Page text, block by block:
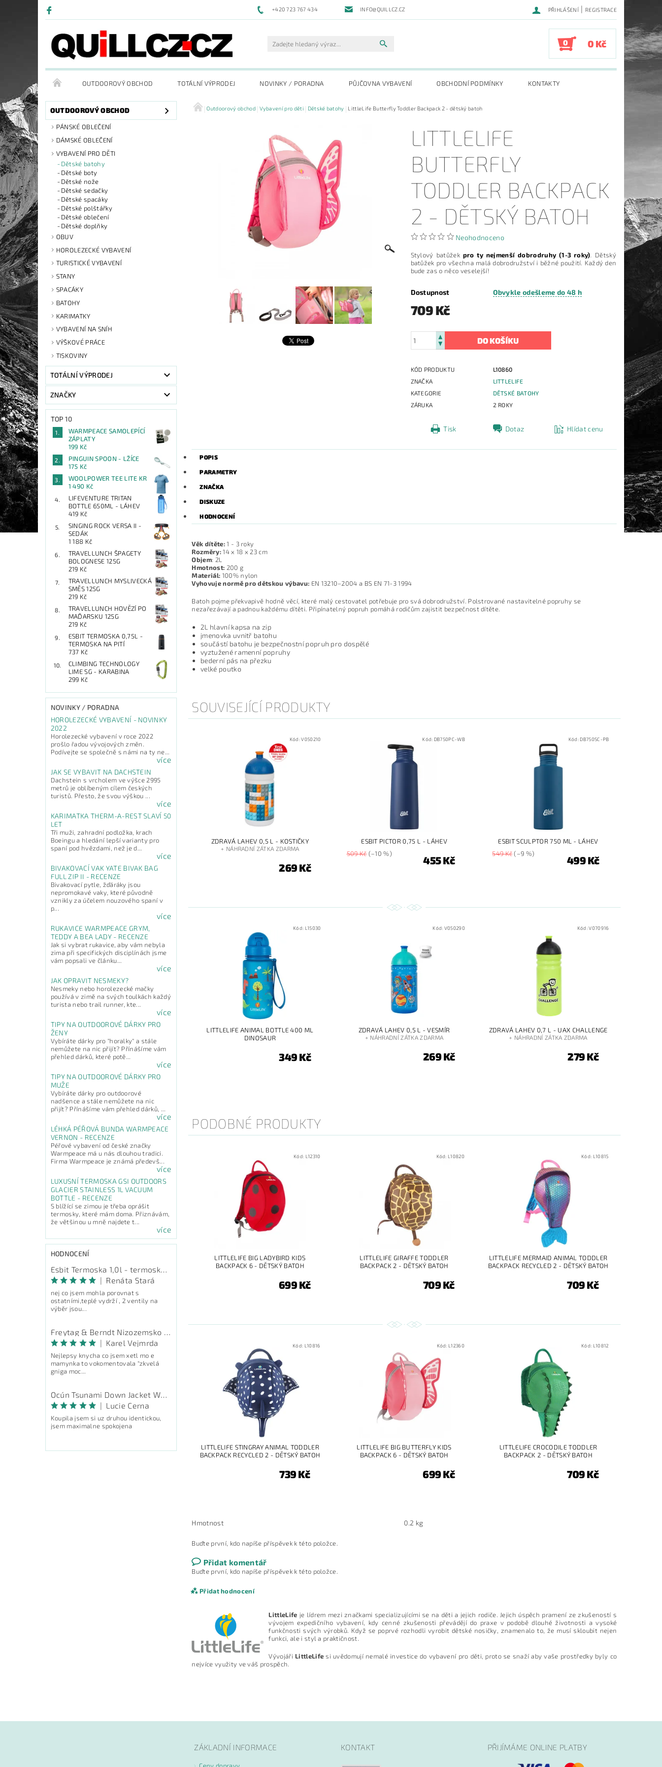
+420 723 767 434 INFO@QUILLCZ.CZ PŘIHLÁŠENÍ | REGISTRACE
0 0 Kč
OUTDOOROVÝ OBCHOD TOTÁLNÍ VÝPRODEJ NOVINKY / PORADNA PŮJČOVNA VYBAVENÍ OBCHODNÍ PODMÍNKY KONTAKTY
OUTDOOROVÝ OBCHOD
PÁNSKÉ OBLEČENÍ
DÁMSKÉ OBLEČENÍ
VYBAVENÍ PRO DĚTI
Dětské batohy
Dětské boty
Dětské nože
Dětské sedačky
Dětské spacáky
Dětské polštářky
Dětské oblečení
Dětské doplňky
OBUV
HOROLEZECKÉ VYBAVENÍ
TURISTICKÉ VYBAVENÍ
STANY
SPACÁKY
BATOHY
KARIMATKY
VYBAVENÍ NA SNÍH
VÝŠKOVÉ PRÁCE
TISKOVINY
TOTÁLNÍ VÝPRODEJ
ZNAČKY
TOP 10
WARMPEACE SAMOLEPÍCÍ
ZÁPLATY
199 Kč
PINGUIN SPOON - LŽÍCE
175 Kč
WOOLPOWER TEE LITE KR
1 490 Kč
LIFEVENTURE TRITAN
BOTTLE 650ML - LÁHEV
419 Kč
SINGING ROCK VERSA II -
SEDÁK
1 188 Kč
TRAVELLUNCH ŠPAGETY
BOLOGNESE 125G
219 Kč
TRAVELLUNCH MYSLIVECKÁ
SMĚS 125G
219 Kč
TRAVELLUNCH HOVĚZÍ PO
MAĎARSKU 125G
219 Kč
ESBIT TERMOSKA 0,75L -
TERMOSKA NA PITÍ
737 Kč
CLIMBING TECHNOLOGY
LIME SG - KARABINA
299 Kč
NOVINKY / PORADNA
HOROLEZECKÉ VYBAVENÍ - NOVINKY
2022
Horolezecké vybavení v roce 2022
prošlo řadou vývojových změn.
Podívejte se společně s námi na ty ne...
více
JAK SE VYBAVIT NA DACHSTEIN
Dachstein s vrcholem ve výšce 2995
metrů je oblíbeným cílem českých
turistů. Přesto, že svou výškou ...
více
KARIMATKA THERM-A-REST SLAVÍ 50
LET
Tři muži, zahradní podložka, krach
Boeingu a hledání lepší varianty pro
spaní pod hvězdami, než je d...
více
BIVAKOVACÍ VAK YATE BIVAK BAG
FULL ZIP II - RECENZE
Bivakovací pytle, žďáráky jsou
nepromokavé vaky, které původně
vznikly za účelem nouzového spaní v
p...
více
RUKAVICE WARMPEACE GRYM,
TEDDY A BEA LADY - RECENZE
Jak si vybrat rukavice, aby vám nebyla
zima při specifických disciplínách jsme
vám popsali ve článku...
více
JAK OPRAVIT NESMEKY?
Nesmeky nebo horolezecké mačky
používá v zimě na svých toulkách každý
turista nebo trail runner, kte...
více
TIPY NA OUTDOOROVÉ DÁRKY PRO
ŽENY
Vybíráte dárky pro "horalky" a stále
nemůžete na nic přijít? Přínášíme vám
přehled dárků, které potě...
více
TIPY NA OUTDOOROVÉ DÁRKY PRO
MUŽE
Vybíráte dárky pro outdoorové
nadšence a stále nemůžete na nic
přijít? Přínášíme vám přehled dárků, ...
více
LÉHKÁ PÉŘOVÁ BUNDA WARMPEACE
VERNON - RECENZE
Péřové vybavení od české značky
Warmpeace má u nás dlouhou tradici.
Firma Warmpeace je známá předevš...
více
LUXUSNÍ TERMOSKA GSI OUTDOORS
GLACIER STAINLESS 1L VACUUM
BOTTLE - RECENZE
S blížící se zimou je třeba oprášit
termosky, které mám doma. Přiznávám,
že většinou u mně najdete t...
více
HODNOCENÍ
| Renáta Stará
nej co jsem mohla porovnat s
ostatními,teplé vydrží , 2 ventily na
výběr jsou...
| Karel Vejmrda
Nejlepsy knycha co jsem xetl mo e
mamynka to vokomentovala "zkvelá
gniga moc...
| Lucie Cerna
Koupila jsem si uz druhou identickou,
jsem maximalne spokojena
Outdoorový obchod Vybavení pro děti Dětské batohy LittleLife Butterfly Toddler Backpack 2 - dětský batoh
LITTLELIFE
BUTTERFLY
TODDLER BACKPACK
2 - DĚTSKÝ BATOH
Neohodnoceno
Stylový batůžek pro ty nejmenší dobrodruhy (1-3 roky). Dětský
batůžek pro všechna malá dobrodružství i běžné použití. Každý den
bude zas o něco veselejší!
Dostupnost Obvykle odešleme do 48 h
709 Kč
KÓD PRODUKTU
L10860
ZNAČKA
LITTLELIFE
KATEGORIE
DĚTSKÉ BATOHY
ZÁRUKA
2 ROKY
Tisk Dotaz Hlídat cenu
POPIS
PARAMETRY
ZNAČKA
DISKUZE
HODNOCENÍ
Věk dítěte:1 - 3 roky
Rozměry:14 x 18 x 23 cm
Objem: 2L
Hmotnost: 200 g
Materiál: 100% nylon
Vyhovuje normě pro dětskou výbavu: EN 13210–2004 a BS EN 71-3 1994
Batoh pojme překvapivě hodně věcí, které malý cestovatel potřebuje pro svá dobrodružství. Polstrované nastavitelné popruhy se
nezařezávají a padnou každému dítěti. Připínatelný popruh pomáhá rodičům zajistit bezpečnost dítěte.
2L hlavní kapsa na zip
jmenovka uvnitř batohu
součástí batohu je bezpečnostní popruh pro dospělé
vyztužené ramenní popruhy
bederní pás na přezku
velké poutko
SOUVISEJÍCÍ PRODUKTY
Kód:V050210
ZDRAVÁ LAHEV 0,5 L - KOSTIČKY
+ NÁHRADNÍ ZÁTKA ZDARMA
269 Kč
Kód: DB750PC-WB
ESBIT PICTOR 0,75 L - LÁHEV
509 Kč(–10 %)
455 Kč
Kód: DB750SC-PB
ESBIT SCULPTOR 750 ML - LÁHEV
549 Kč(–9 %)
499 Kč
Kód: L15030
LITTLELIFE ANIMAL BOTTLE 400 ML
DINOSAUR
349 Kč
Kód: V050290
ZDRAVÁ LAHEV 0,5 L - VESMÍR
+ NÁHRADNÍ ZÁTKA ZDARMA
269 Kč
Kód:V070916
ZDRAVÁ LAHEV 0,7 L - UAX CHALLENGE
+ NÁHRADNÍ ZÁTKA ZDARMA
279 Kč
PODOBNÉ PRODUKTY
Kód: L12310
LITTLELIFE BIG LADYBIRD KIDS
BACKPACK 6 - DĚTSKÝ BATOH
699 Kč
Kód:L10820
LITTLELIFE GIRAFFE TODDLER
BACKPACK 2 - DĚTSKÝ BATOH
709 Kč
Kód: L10815
LITTLELIFE MERMAID ANIMAL TODDLER
BACKPACK RECYCLED 2 - DĚTSKÝ BATOH
709 Kč
Kód: L10816
LITTLELIFE STINGRAY ANIMAL TODDLER
BACKPACK RECYCLED 2 - DĚTSKÝ BATOH
739 Kč
Kód:L12360
LITTLELIFE BIG BUTTERFLY KIDS
BACKPACK 6 - DĚTSKÝ BATOH
699 Kč
Kód: L10812
LITTLELIFE CROCODILE TODDLER
BACKPACK 2 - DĚTSKÝ BATOH
709 Kč
Hmotnost 0.2 kg
Buďte první, kdo napíše příspěvek k této položce.
Přidat komentář
Buďte první, kdo napíše příspěvek k této položce.
Přidat hodnocení
LittleLife je lídrem mezi značkami specializujícími se na děti a jejich rodiče. Jejich úspěch pramení ze zkušeností s
vývojem expedičního vybavení, kdy cenné zkušenosti převádějí do praxe v podobě dlouhé životnosti a vysoké
funkčnosti svých výrobků. Když se poprvé rozhodli vyrobit dětské nosičky, znamenalo to, že musí skloubit nejen
funkci, ale i styl a praktičnost.
VývojářiLittleLifesi uvědomují nemalé investice do vybavení pro děti, proto se snaží aby vaše prostředky byly co
nejvíce využity ve váš prospěch.
ZÁKLADNÍ INFORMACE KONTAKT PŘIJÍMÁME ONLINE PLATBY